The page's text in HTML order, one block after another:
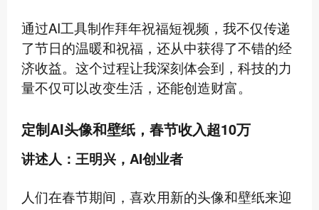
通过AI工具制作拜年祝福短视频，我不仅传递
了节日的温暖和祝福，还从中获得了不错的经
济收益。这个过程让我深刻体会到，科技的力
量不仅可以改变生活，还能创造财富。
定制AI头像和壁纸，春节收入超10万
讲述人：王明兴，AI创业者
人们在春节期间，喜欢用新的头像和壁纸来迎